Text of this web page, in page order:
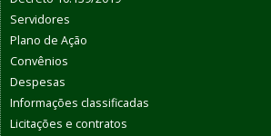
Servidores
Plano de Ação
Convênios
Despesas
Informações classificadas
Licitações e contratos